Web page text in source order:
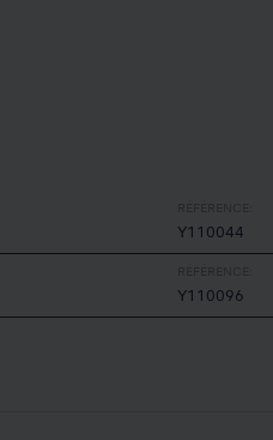
Y110044
Y110096